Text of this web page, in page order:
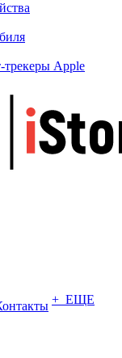
трекеры Apple
+ ЕЩЕ